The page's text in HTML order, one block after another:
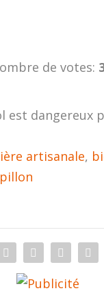
de votes:
est dangereux
artisanale,